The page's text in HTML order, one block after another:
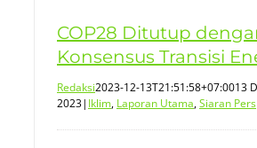
COP28 Ditutup
Konsensus Transisi
Redaksi2023-12-13T21:51:58+07:0013
2023| Iklim, Laporan Utama,Siaran Pers